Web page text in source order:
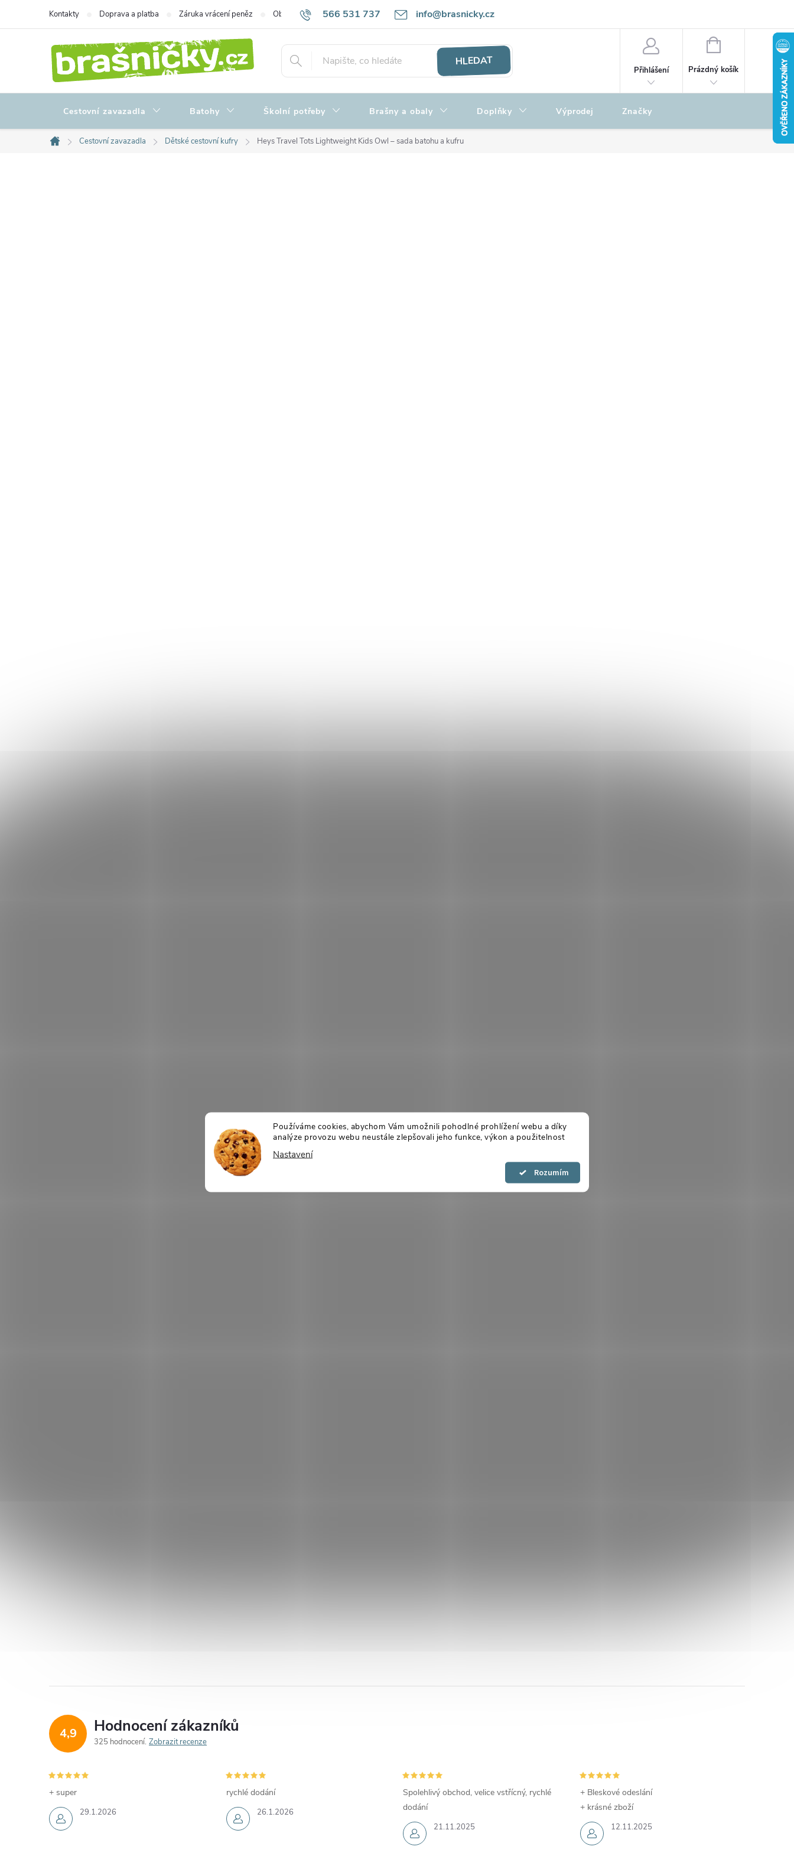
Používáme cookies, abychom Vám umožnili pohodlné prohlížení webu a díky
analýze provozu webu neustále zlepšovali jeho funkce, výkon a použitelnost
Nastavení
Souhlasím
566 531 737 info@brasnicky.cz
Kontakty Doprava a platba Záruka vrácení peněz Obchodní podmínky Zpracování osobních údajů Hodnocení obchodu
HLEDAT
Přihlášení
NÁKUPNÍ
Prázdný košík
Cestovní zavazadla Batohy Školní potřeby Brašny a obaly Doplňky Výprodej Značky
Domů
Cestovní zavazadla Dětské cestovní kufry Heys Travel Tots Lightweight Kids Owl – sada batohu a kufru
4,9 Hodnocení zákazníků
325 hodnocení Zobrazit recenze
29.1.2026
+ super
26.1.2026
rychlé dodání
21.11.2025
Spolehlivý obchod, velice vstřícný, rychlé
dodání
12.11.2025
+ Bleskové odeslání
+ krásné zboží